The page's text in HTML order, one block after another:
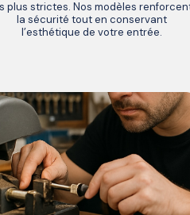
plus strictes. Nos modèles
la sécurité tout en conservant
l’esthétique de votre entrée.